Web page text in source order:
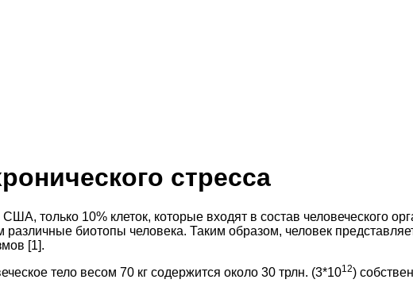
стресса
только 10% клеток, которые входят в состав человеческого
биотопы человека. Таким образом, человек
[1].
тело весом 70 кг содержится около 30 трлн. (3*1012)